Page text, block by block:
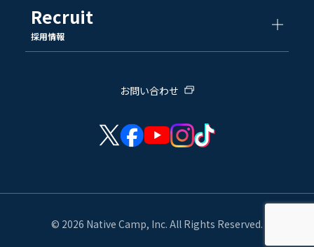
Recruit
採用情報
お問い合わせ
© 2026 Native Camp, Inc. All Rights Reserved.